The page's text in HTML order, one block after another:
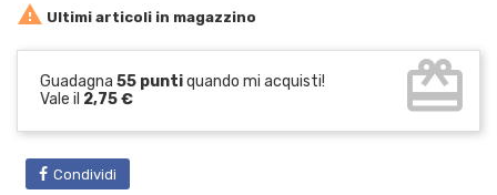
 Ultimi articoli in magazzino
Guadagna 55 puntiquando mi acquisti!
Vale il 2,75 € card_giftcard
Condividi